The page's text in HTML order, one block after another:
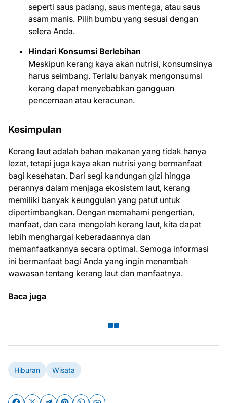
seperti saus padang, saus mentega, atau saus
asam manis. Pilih bumbu yang sesuai dengan
selera Anda.
Hindari Konsumsi Berlebihan
Meskipun kerang kaya akan nutrisi, konsumsinya
harus seimbang. Terlalu banyak mengonsumsi
kerang dapat menyebabkan gangguan
pencernaan atau keracunan.
Kesimpulan
Kerang laut adalah bahan makanan yang tidak hanya
lezat, tetapi juga kaya akan nutrisi yang bermanfaat
bagi kesehatan. Dari segi kandungan gizi hingga
perannya dalam menjaga ekosistem laut, kerang
memiliki banyak keunggulan yang patut untuk
dipertimbangkan. Dengan memahami pengertian,
manfaat, dan cara mengolah kerang laut, kita dapat
lebih menghargai keberadaannya dan
memanfaatkannya secara optimal. Semoga informasi
ini bermanfaat bagi Anda yang ingin menambah
wawasan tentang kerang laut dan manfaatnya.
Baca juga
Hiburan Wisata